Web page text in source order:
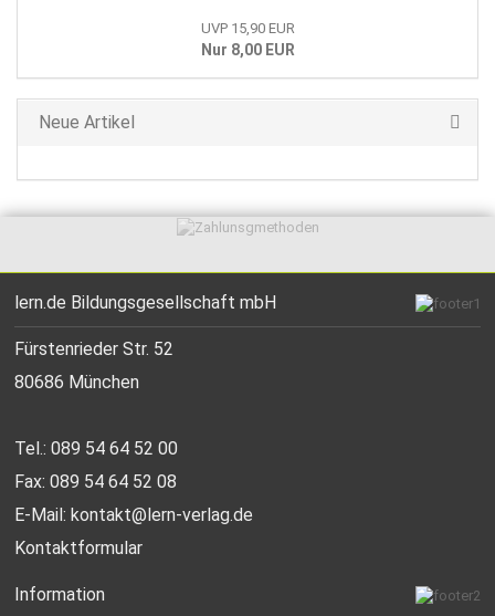
UVP 15,90 EUR
Nur 8,00 EUR
Neue Artikel
lern.de Bildungsgesellschaft mbH
Fürstenrieder Str. 52
80686 München
Tel.: 089 54 64 52 00
Fax: 089 54 64 52 08
E-Mail:kontakt@lern-verlag.de
Kontaktformular
Information